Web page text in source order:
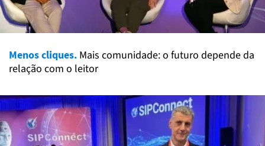
Menos cliques. Mais comunidade: o futuro depende da
relação com o leitor